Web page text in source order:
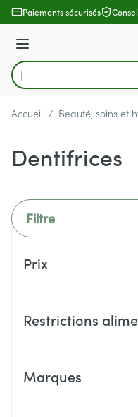
Aller au contenu
Paiements sécurisés
Menu
Rechercher
Accueil / Beauté, soins et
Dentifrices
Filtre
Prix
Restrictions
Marques